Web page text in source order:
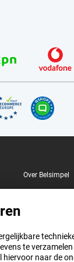
Over Belsimpel
te
naar de